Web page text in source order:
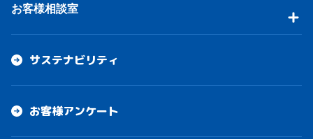
お客様相談室
サステナビリティ
お客様アンケート